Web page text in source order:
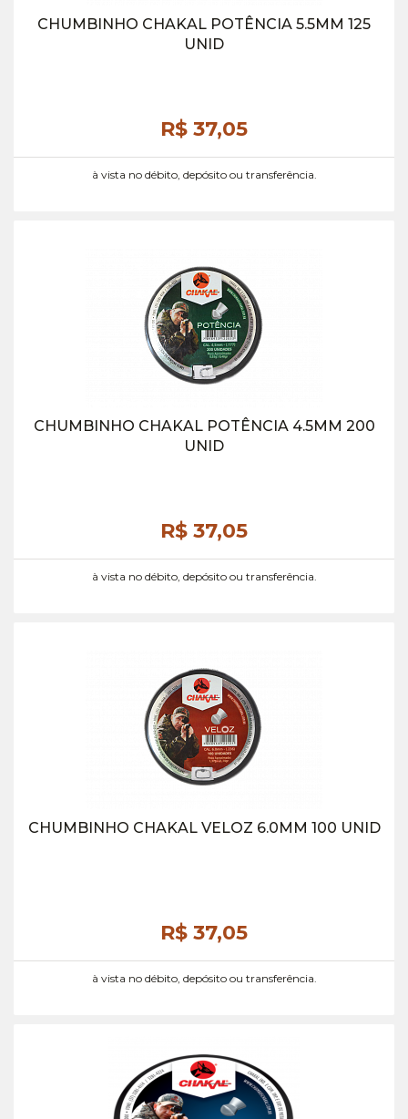
CHUMBINHO CHAKAL POTÊNCIA 5.5MM 125
UNID
R$ 37,05
à vista no débito, depósito ou transferência.
CHUMBINHO CHAKAL POTÊNCIA 4.5MM 200
UNID
R$ 37,05
à vista no débito, depósito ou transferência.
CHUMBINHO CHAKAL VELOZ 6.0MM 100 UNID
R$ 37,05
à vista no débito, depósito ou transferência.